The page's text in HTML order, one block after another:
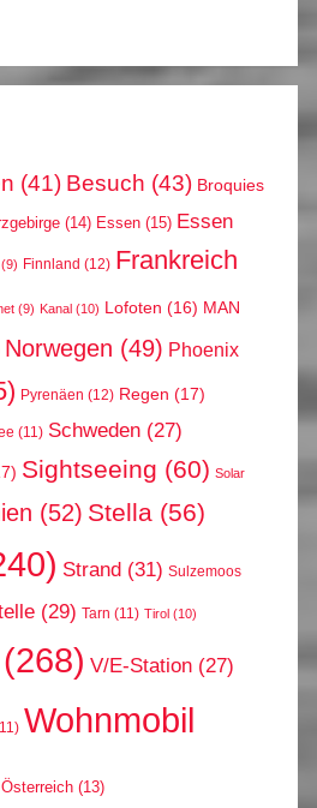
(41) Besuch (43) Broquies
(14) Essen (15) Essen
(9) Finnland (12) Frankreich
(9) Kanal (10) Lofoten (16) MAN
Norwegen (49) Phoenix
Pyrenäen (12) Regen (17)
(11) Schweden (27)
Sightseeing (60) Solar
(52) Stella (56)
Strand (31) Sulzemoos
(29) Tarn (11) Tirol (10)
(268) V/E-Station (27)
Wohnmobil
Österreich (13)